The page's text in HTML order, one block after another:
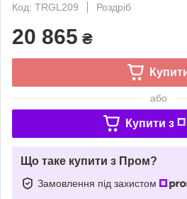
Код: TRGL209
Роздріб
20 865 ₴
або
Купити з
Що таке купити з Пром?
Замовлення під захистом